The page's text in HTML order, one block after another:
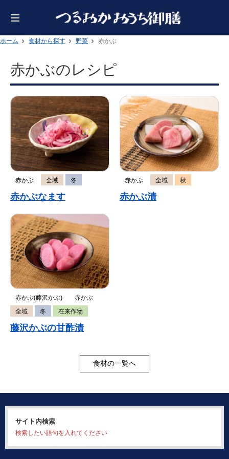
ホーム 食材から探す 野菜 赤かぶ
赤かぶのレシピ
赤かぶ 全域 冬
赤かぶなます
赤かぶ 全域 秋
赤かぶ漬
赤かぶ(藤沢かぶ)
赤かぶ
全域
冬 在来作物
藤沢かぶの甘酢漬
食材の一覧へ
サイト内検索
検索したい語句を入れてください